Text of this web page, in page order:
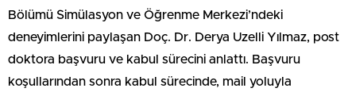
Bölümü Simülasyon ve Öğrenme Merkezi’ndeki
deneyimlerini paylaşan Doç. Dr. Derya Uzelli Yılmaz, post
doktora başvuru ve kabul sürecini anlattı. Başvuru
koşullarından sonra kabul sürecinde, mail yoluyla